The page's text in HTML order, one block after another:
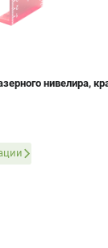
нивелира,